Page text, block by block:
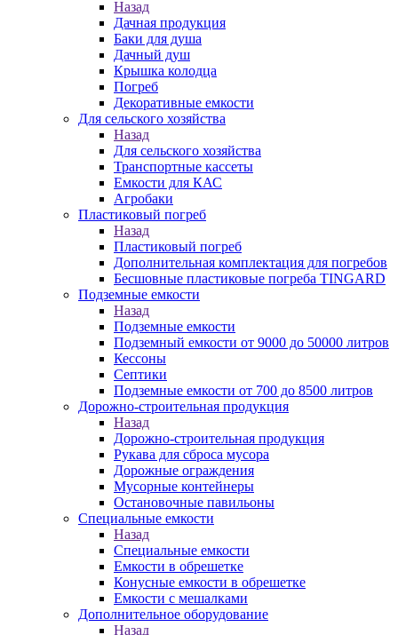
Назад
Дачная продукция
Баки для душа
Дачный душ
Крышка колодца
Погреб
Декоративные емкости
Для сельского хозяйства
Назад
Для сельского хозяйства
Транспортные кассеты
Емкости для КАС
Агробаки
Пластиковый погреб
Назад
Пластиковый погреб
Дополнительная комплектация для погребов
Бесшовные пластиковые погреба TINGARD
Подземные емкости
Назад
Подземные емкости
Подземный емкости от 9000 до 50000 литров
Кессоны
Септики
Подземные емкости от 700 до 8500 литров
Дорожно-строительная продукция
Назад
Дорожно-строительная продукция
Рукава для сброса мусора
Дорожные ограждения
Мусорные контейнеры
Остановочные павильоны
Специальные емкости
Назад
Специальные емкости
Емкости в обрешетке
Конусные емкости в обрешетке
Емкости с мешалками
Дополнительное оборудование
Назад